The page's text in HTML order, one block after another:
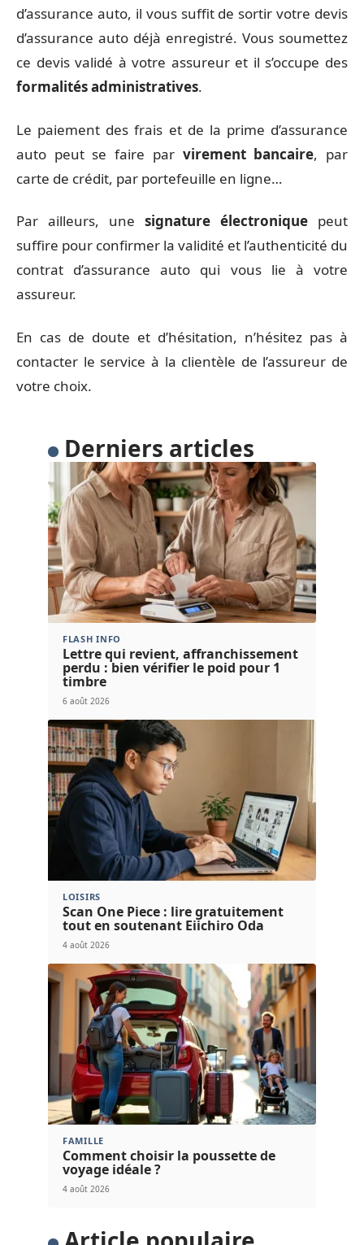
d’assurance auto, il vous suffit de sortir votre devis
d’assurance auto déjà enregistré. Vous soumettez
ce devis validé à votre assureur et il s’occupe des
formalités administratives.
Le paiement des frais et de la prime d’assurance
auto peut se faire par virement bancaire, par
carte de crédit, par portefeuille en ligne…
Par ailleurs, une signature électronique peut
suffire pour confirmer la validité et l’authenticité du
contrat d’assurance auto qui vous lie à votre
assureur.
En cas de doute et d’hésitation, n’hésitez pas à
contacter le service à la clientèle de l’assureur de
votre choix.
Derniers articles
FLASH INFO
Lettre qui revient, affranchissement
perdu : bien vérifier le poid pour 1
timbre
6 août 2026
LOISIRS
Scan One Piece : lire gratuitement
tout en soutenant Eiichiro Oda
4 août 2026
FAMILLE
Comment choisir la poussette de
voyage idéale ?
4 août 2026